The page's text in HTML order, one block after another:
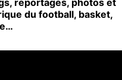
reportages, photos et
du football, basket,